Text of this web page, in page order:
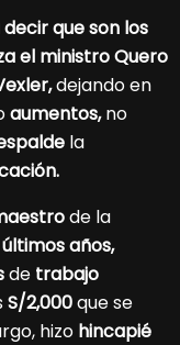
que son los
el ministro Quero
dejando en
aumentos,no
la
de la
últimos años,
de trabajo
S/2,000que se
hizo hincapié